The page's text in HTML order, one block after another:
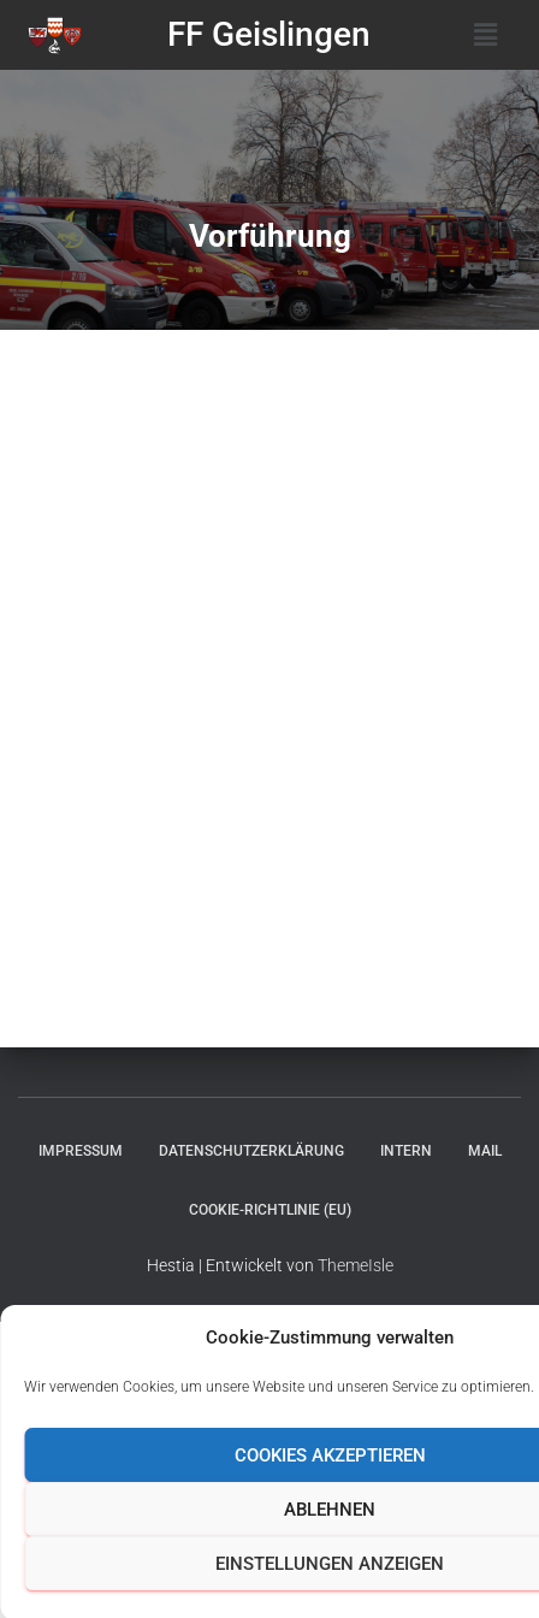
Cookie-Zustimmung verwalten
Wir verwenden Cookies, um unsere Website und unseren Service zu optimieren.
COOKIES AKZEPTIEREN
ABLEHNEN
EINSTELLUNGEN ANZEIGEN
FF Geislingen
Vorführung
IMPRESSUM DATENSCHUTZERKLÄRUNG INTERN MAIL
COOKIE-RICHTLINIE (EU)
Hestia | Entwickelt von ThemeIsle